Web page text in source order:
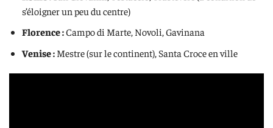
s’éloigner un peu du centre)
Florence :Campo di Marte, Novoli, Gavinana
Venise :Mestre (sur le continent), Santa Croce en ville